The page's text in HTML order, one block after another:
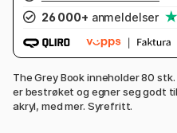
26 000+ anmeldelser
The Grey Book inneholder 80
er bestrøket og egner seg godt
akryl, med mer. Syrefritt.